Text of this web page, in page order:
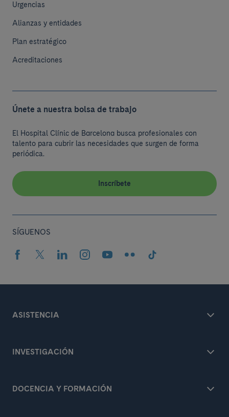
Urgencias
Alianzas y entidades
Plan estratégico
Acreditaciones
Únete a nuestra bolsa de trabajo
El Hospital Clínic de Barcelona busca profesionales con
talento para cubrir las necesidades que surgen de forma
periódica.
Inscríbete
SÍGUENOS
ASISTENCIA
INVESTIGACIÓN
DOCENCIA Y FORMACIÓN